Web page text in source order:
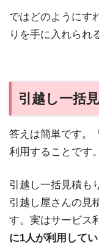
ではどのようにす
りを手に入れられ
引越し一括
答えは簡単です。
利用することです。
引越し一括見積も
引越し屋さんの見
す。実はサービス
に1人が利用して